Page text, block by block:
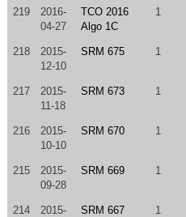
219
2016-
04-27
TCO 2016
Algo 1C
1
218
2015-
12-10
SRM 675 1
217
2015-
11-18
SRM 673 1
216
2015-
10-10
SRM 670 1
215
2015-
09-28
SRM 669 1
214
2015-
SRM 667 1